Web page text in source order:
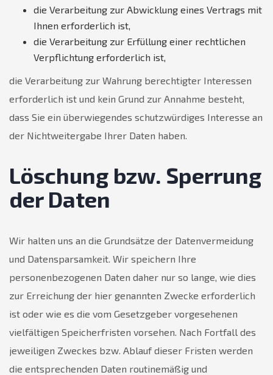
die Verarbeitung zur Abwicklung eines Vertrags mit
Ihnen erforderlich ist,
die Verarbeitung zur Erfüllung einer rechtlichen
Verpflichtung erforderlich ist,
die Verarbeitung zur Wahrung berechtigter Interessen
erforderlich ist und kein Grund zur Annahme besteht,
dass Sie ein überwiegendes schutzwürdiges Interesse an
der Nichtweitergabe Ihrer Daten haben.
Löschung bzw. Sperrung
der Daten
Wir halten uns an die Grundsätze der Datenvermeidung
und Datensparsamkeit. Wir speichern Ihre
personenbezogenen Daten daher nur so lange, wie dies
zur Erreichung der hier genannten Zwecke erforderlich
ist oder wie es die vom Gesetzgeber vorgesehenen
vielfältigen Speicherfristen vorsehen. Nach Fortfall des
jeweiligen Zweckes bzw. Ablauf dieser Fristen werden
die entsprechenden Daten routinemäßig und